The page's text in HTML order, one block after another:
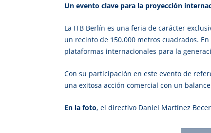
Un evento clave para la proyección
La ITB Berlín es una feria de carácter
un recinto de 150.000 metros cuadrados.
plataformas internacionales para la
Con su participación en este evento de
una exitosa acción comercial con un
En la foto, el directivo Daniel Martínez